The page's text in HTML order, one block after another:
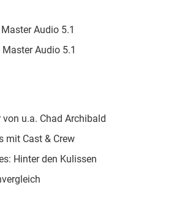
Audio 5.1
Audio 5.1
u.a. Chad Archibald
mit Cast & Crew
Hinter den Kulissen